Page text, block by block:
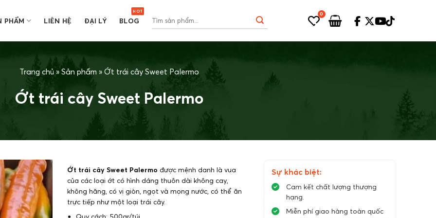
PHẨM LIÊN HỆ ĐẠI LÝ BLOG
Tìm
0
Trang chủ» Sản phẩm » Ớt trái cây Sweet Palermo
Ớt trái cây Sweet Palermo
Ớt trái cây Sweet Palermo được mệnh danh là vua
của các loại ớt có hình dáng thuôn dài không cay,
không hăng, có vị giòn, ngọt và mọng nước, có thể ăn
trực tiếp như một loại trái cây.
Sự khác biệt:
Cam kết chất lượng thượng
hạng.
Miễn phí giao hàng toàn quốc